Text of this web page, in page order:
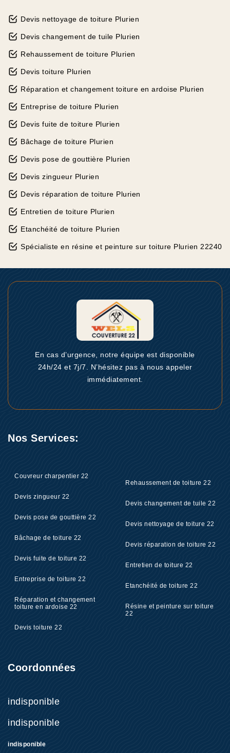
Devis nettoyage de toiture Plurien
Devis changement de tuile Plurien
Rehaussement de toiture Plurien
Devis toiture Plurien
Réparation et changement toiture en ardoise Plurien
Entreprise de toiture Plurien
Devis fuite de toiture Plurien
Bâchage de toiture Plurien
Devis pose de gouttière Plurien
Devis zingueur Plurien
Devis réparation de toiture Plurien
Entretien de toiture Plurien
Etanchéité de toiture Plurien
Spécialiste en résine et peinture sur toiture Plurien 22240
En cas d’urgence, notre équipe est disponible
24h/24 et 7j/7. N’hésitez pas à nous appeler
immédiatement.
Nos Services:
Couvreur charpentier 22
Devis zingueur 22
Devis pose de gouttière 22
Bâchage de toiture 22
Devis fuite de toiture 22
Entreprise de toiture 22
Réparation et changement
toiture en ardoise 22
Devis toiture 22
Rehaussement de toiture 22
Devis changement de tuile 22
Devis nettoyage de toiture 22
Devis réparation de toiture 22
Entretien de toiture 22
Etanchéité de toiture 22
Résine et peinture sur toiture
22
Coordonnées
indisponible
indisponible
indisponible